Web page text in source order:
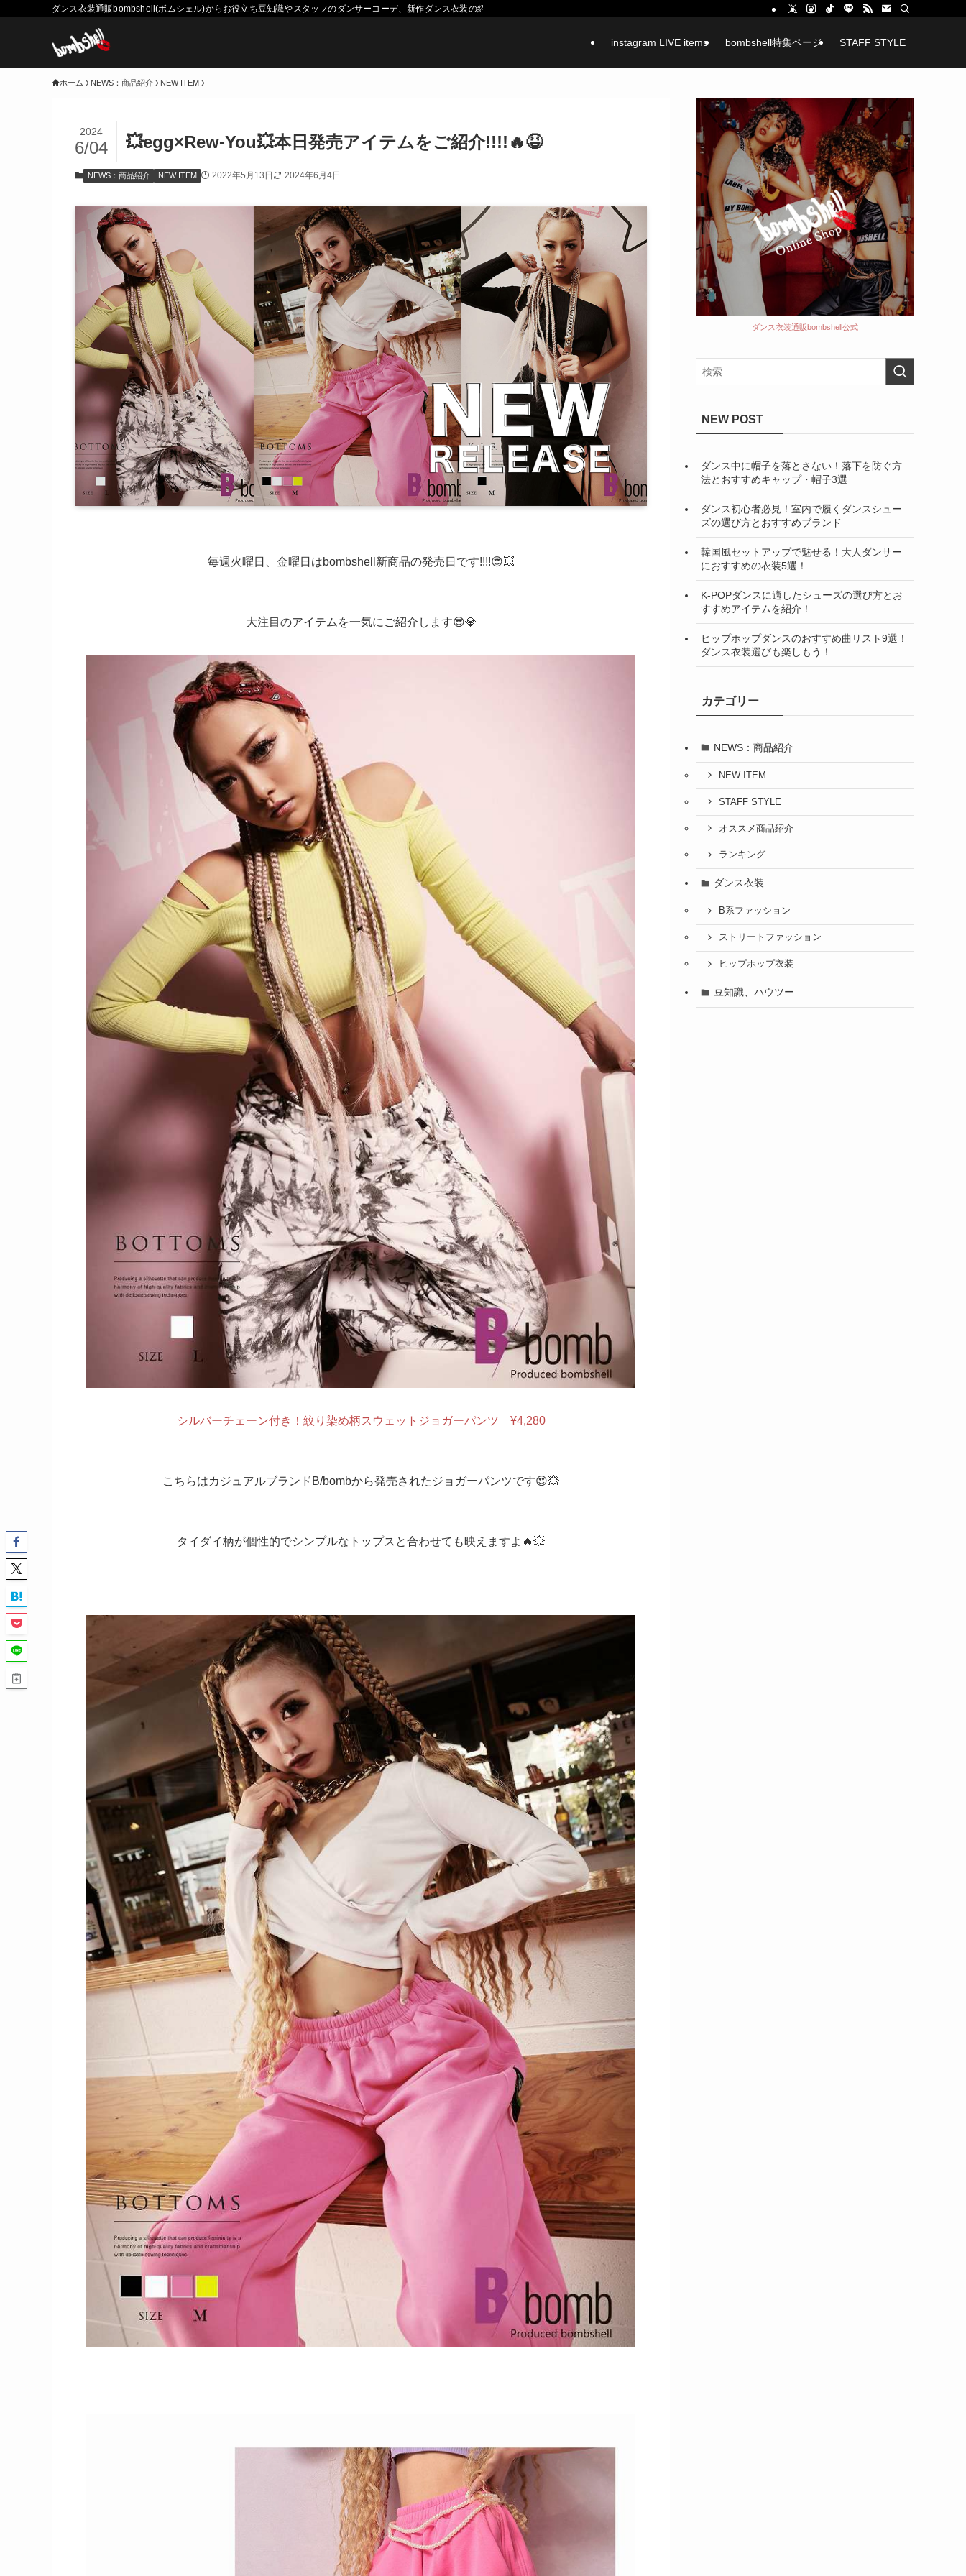
ダンス衣装通販bombshell(ボムシェル)からお役立ち豆知識やスタッフのダンサーコーデ、新作ダンス衣装の紹介などをするメディアです。
instagram LIVE items bombshell特集ページ STAFF STYLE
ホーム NEWS：商品紹介 NEW ITEM
💥egg×Rew-You💥本日発売アイテムをご紹介!!!!🔥😆
2024
6/04
NEWS：商品紹介 NEW ITEM 2022年5月13日 2024年6月4日
毎週火曜日、金曜日はbombshell新商品の発売日です!!!!😍💥
大注目のアイテムを一気にご紹介します😎💎
シルバーチェーン付き！絞り染め柄スウェットジョガーパンツ ¥4,280
こちらはカジュアルブランドB/bombから発売されたジョガーパンツです😍💥
タイダイ柄が個性的でシンプルなトップスと合わせても映えますよ🔥💥
ダンス衣装通販bombshell公式
NEW POST
ダンス中に帽子を落とさない！落下を防ぐ方
法とおすすめキャップ・帽子3選
ダンス初心者必見！室内で履くダンスシュー
ズの選び方とおすすめブランド
韓国風セットアップで魅せる！大人ダンサー
におすすめの衣装5選！
K-POPダンスに適したシューズの選び方とお
すすめアイテムを紹介！
ヒップホップダンスのおすすめ曲リスト9選！
ダンス衣装選びも楽しもう！
カテゴリー
NEWS：商品紹介
NEW ITEM
STAFF STYLE
オススメ商品紹介
ランキング
ダンス衣装
B系ファッション
ストリートファッション
ヒップホップ衣装
豆知識、ハウツー